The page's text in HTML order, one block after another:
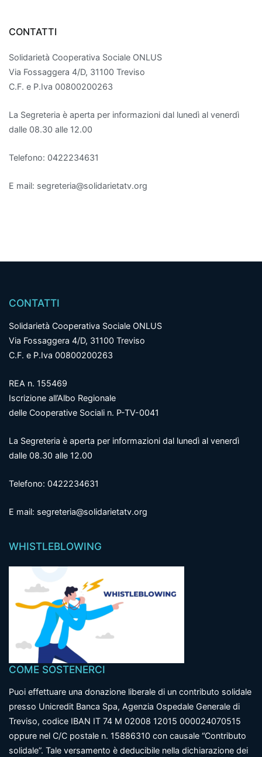
CONTATTI
Solidarietà Cooperativa Sociale ONLUS
Via Fossaggera 4/D, 31100 Treviso
C.F. e P.Iva 00800200263
La Segreteria è aperta per informazioni dal lunedì al venerdì
dalle 08.30 alle 12.00
Telefono: 0422234631
E mail: segreteria@solidarietatv.org
CONTATTI
Solidarietà Cooperativa Sociale ONLUS
Via Fossaggera 4/D, 31100 Treviso
C.F. e P.Iva 00800200263
REA n. 155469
Iscrizione all’Albo Regionale
delle Cooperative Sociali n. P-TV-0041
La Segreteria è aperta per informazioni dal lunedì al venerdì
dalle 08.30 alle 12.00
Telefono: 0422234631
E mail: segreteria@solidarietatv.org
WHISTLEBLOWING
COME SOSTENERCI
Puoi effettuare una donazione liberale di un contributo solidale
presso Unicredit Banca Spa, Agenzia Ospedale Generale di
Treviso, codice IBAN IT 74 M 02008 12015 000024070515
oppure nel C/C postale n. 15886310 con causale “Contributo
solidale”. Tale versamento è deducibile nella dichiarazione dei